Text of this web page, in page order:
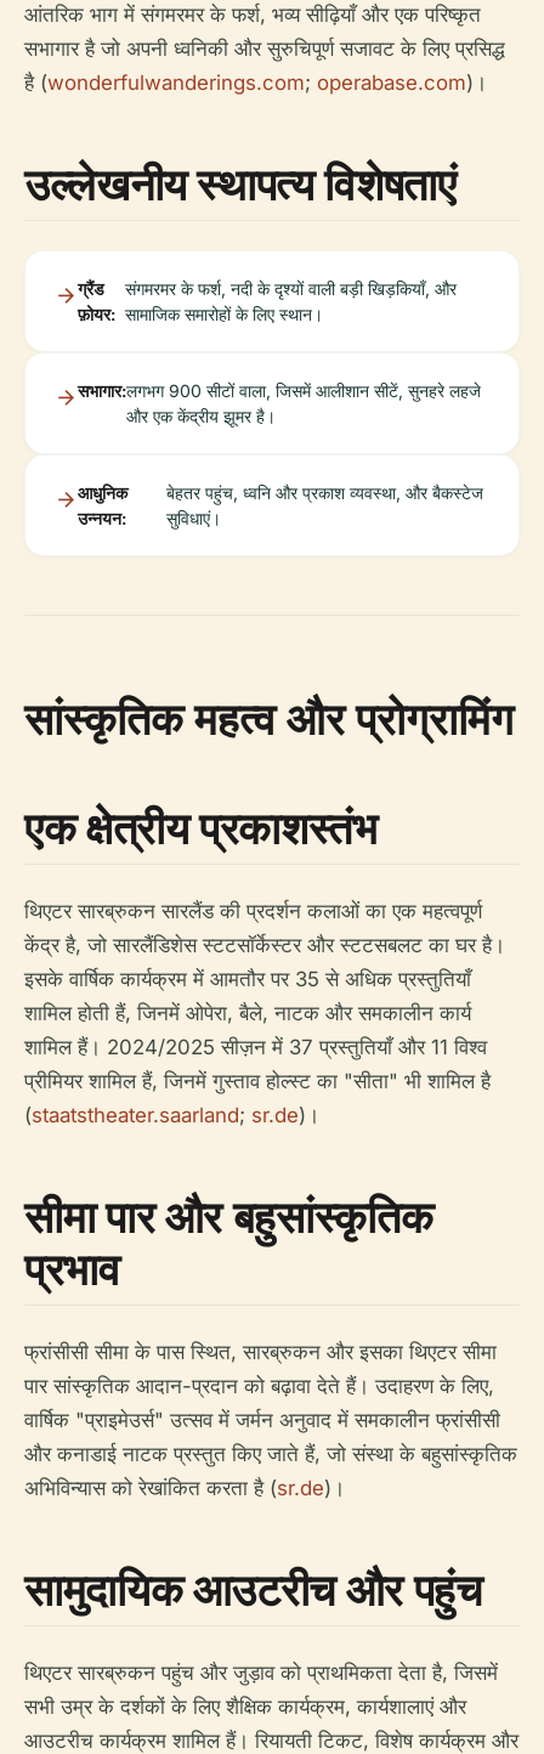
आंतरिक भाग में संगमरमर के फर्श, भव्य सीढ़ियाँ और एक परिष्कृत
सभागार है जो अपनी ध्वनिकी और सुरुचिपूर्ण सजावट के लिए प्रसिद्ध
है (wonderfulwanderings.com; operabase.com)।
उल्लेखनीय स्थापत्य विशेषताएं
ग्रैंड
फ़ोयर:
संगमरमर के फर्श, नदी के दृश्यों वाली बड़ी खिड़कियाँ, और
सामाजिक समारोहों के लिए स्थान।
सभागार:लगभग 900 सीटों वाला, जिसमें आलीशान सीटें, सुनहरे लहजे
और एक केंद्रीय झूमर है।
आधुनिक
उन्नयन:
बेहतर पहुंच, ध्वनि और प्रकाश व्यवस्था, और बैकस्टेज
सुविधाएं।
सांस्कृतिक महत्व और प्रोग्रामिंग
एक क्षेत्रीय प्रकाशस्तंभ
थिएटर सारब्रुकन सारलैंड की प्रदर्शन कलाओं का एक महत्वपूर्ण
केंद्र है, जो सारलैंडिशेस स्टटसॉर्केस्टर और स्टटसबलट का घर है।
इसके वार्षिक कार्यक्रम में आमतौर पर 35 से अधिक प्रस्तुतियाँ
शामिल होती हैं, जिनमें ओपेरा, बैले, नाटक और समकालीन कार्य
शामिल हैं। 2024/2025 सीज़न में 37 प्रस्तुतियाँ और 11 विश्व
प्रीमियर शामिल हैं, जिनमें गुस्ताव होल्स्ट का "सीता" भी शामिल है
(staatstheater.saarland; sr.de)।
सीमा पार और बहुसांस्कृतिक
प्रभाव
फ्रांसीसी सीमा के पास स्थित, सारब्रुकन और इसका थिएटर सीमा
पार सांस्कृतिक आदान-प्रदान को बढ़ावा देते हैं। उदाहरण के लिए,
वार्षिक "प्राइमेउर्स" उत्सव में जर्मन अनुवाद में समकालीन फ्रांसीसी
और कनाडाई नाटक प्रस्तुत किए जाते हैं, जो संस्था के बहुसांस्कृतिक
अभिविन्यास को रेखांकित करता है (sr.de)।
सामुदायिक आउटरीच और पहुंच
थिएटर सारब्रुकन पहुंच और जुड़ाव को प्राथमिकता देता है, जिसमें
सभी उम्र के दर्शकों के लिए शैक्षिक कार्यक्रम, कार्यशालाएं और
आउटरीच कार्यक्रम शामिल हैं। रियायती टिकट, विशेष कार्यक्रम और